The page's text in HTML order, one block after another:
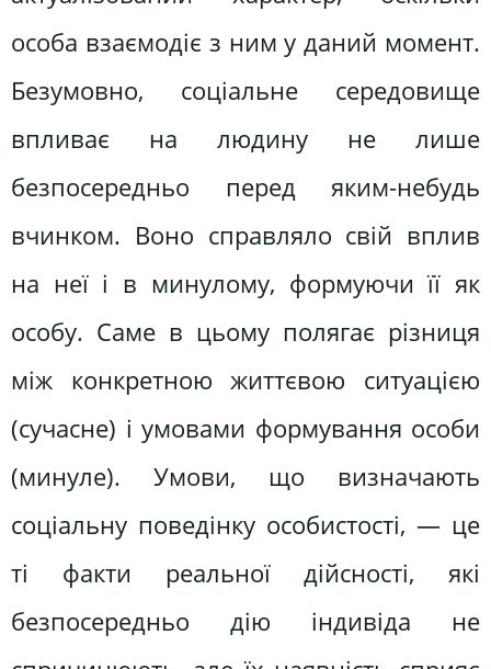
особа взаємодіє з ним у даний момент.
Безумовно, соціальне середовище
впливає на людину не лише
безпосередньо перед яким-небудь
вчинком. Воно справляло свій вплив
на неї і в минулому, формуючи її як
особу. Саме в цьому полягає різниця
між конкретною життєвою ситуацією
(сучасне) і умовами формування особи
(минуле). Умови, що визначають
соціальну поведінку особистості, — це
ті факти реальної дійсності, які
безпосередньо дію індивіда не